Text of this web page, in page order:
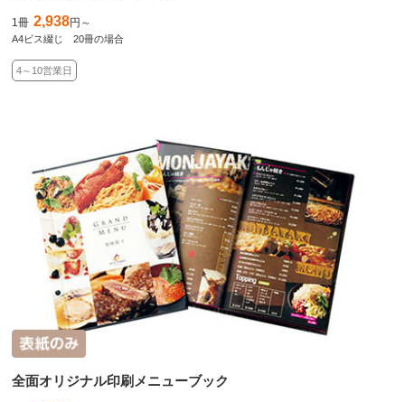
1冊 2,938円～
A4ビス綴じ 20冊の場合
4～10営業日
全面オリジナル印刷メニューブック